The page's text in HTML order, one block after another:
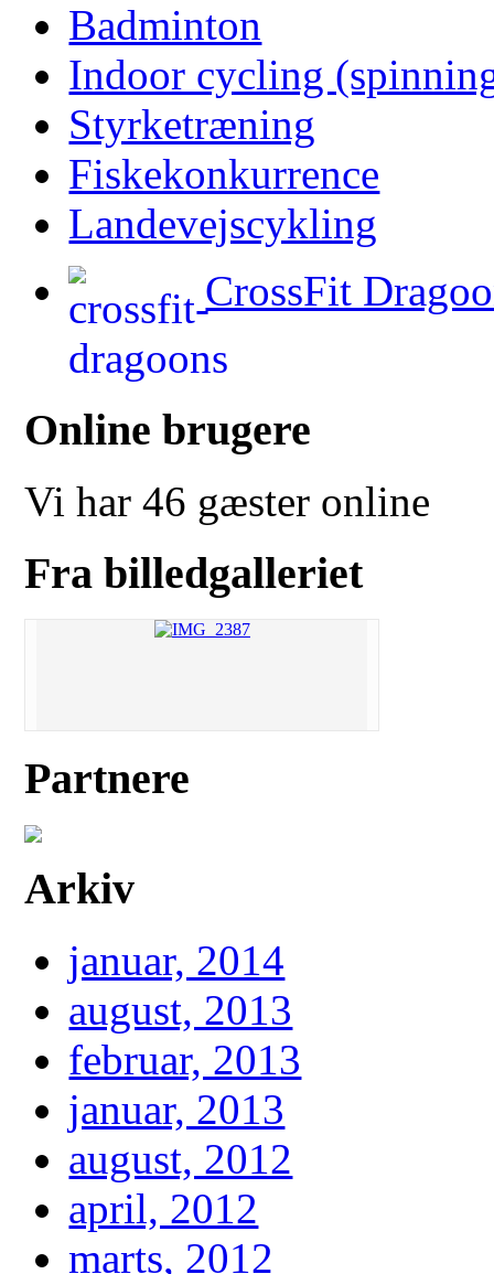
Badminton
Indoor cycling
Styrketræning
Fiskekonkurrence
Landevejscykling
CrossFit
Online brugere
Vi har 46 gæster online
Fra billedgalleriet
Partnere
Arkiv
januar, 2014
august, 2013
februar, 2013
januar, 2013
august, 2012
april, 2012
marts, 2012